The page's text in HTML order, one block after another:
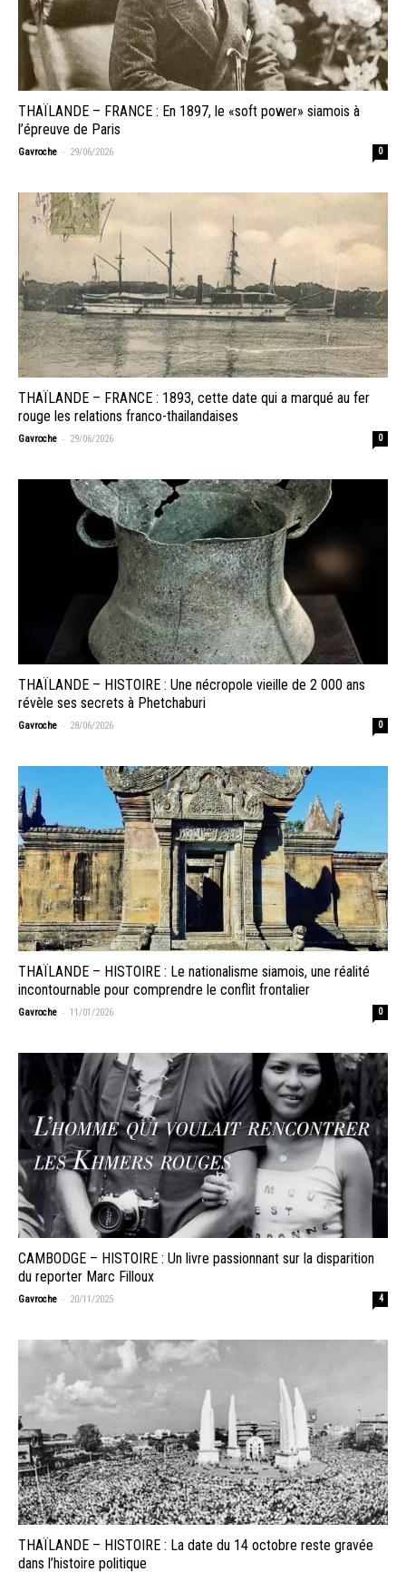
THAÏLANDE – FRANCE : En 1897, le «soft power» siamois à
l’épreuve de Paris
Gavroche - 29/06/2026 0
THAÏLANDE – FRANCE : 1893, cette date qui a marqué au fer
rouge les relations franco-thailandaises
Gavroche - 29/06/2026 0
THAÏLANDE – HISTOIRE : Une nécropole vieille de 2 000 ans
révèle ses secrets à Phetchaburi
Gavroche - 28/06/2026 0
THAÏLANDE – HISTOIRE : Le nationalisme siamois, une réalité
incontournable pour comprendre le conflit frontalier
Gavroche - 11/01/2026 0
CAMBODGE – HISTOIRE : Un livre passionnant sur la disparition
du reporter Marc Filloux
Gavroche - 20/11/2025 4
THAÏLANDE – HISTOIRE : La date du 14 octobre reste gravée
dans l’histoire politique